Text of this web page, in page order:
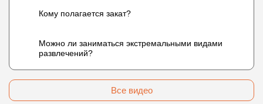
Кому полагается закат?
Можно ли заниматься экстремальными видами
развлечений?
Все видео